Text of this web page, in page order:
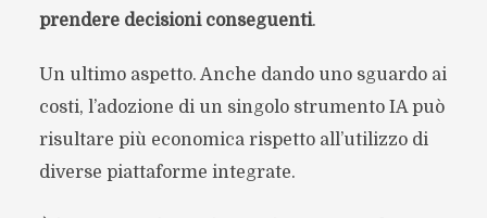
prendere decisioni conseguenti.
Un ultimo aspetto. Anche dando uno sguardo ai
costi, l’adozione di un singolo strumento IA può
risultare più economica rispetto all’utilizzo di
diverse piattaforme integrate.